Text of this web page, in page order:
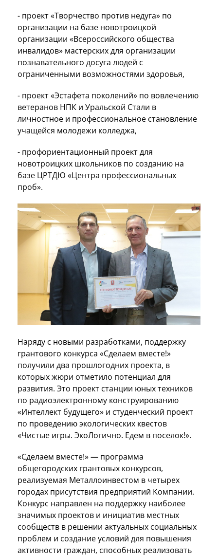
- проект «Творчество против недуга» по
организации на базе новотроицкой
организации «Всероссийского общества
инвалидов» мастерских для организации
познавательного досуга людей с
ограниченными возможностями здоровья,
- проект «Эстафета поколений» по вовлечению
ветеранов НПК и Уральской Стали в
личностное и профессиональное становление
учащейся молодежи колледжа,
- профориентационный проект для
новотроицких школьников по созданию на
базе ЦРТДЮ «Центра профессиональных
проб».
Наряду с новыми разработками, поддержку
грантового конкурса «Сделаем вместе!»
получили два прошлогодних проекта, в
которых жюри отметило потенциал для
развития. Это проект станции юных техников
по радиоэлектронному конструированию
«Интеллект будущего» и студенческий проект
по проведению экологических квестов
«Чистые игры. ЭкоЛогично. Едем в поселок!».
«Сделаем вместе!» — программа
общегородских грантовых конкурсов,
реализуемая Металлоинвестом в четырех
городах присутствия предприятий Компании.
Конкурс направлен на поддержку наиболее
значимых проектов и инициатив местных
сообществ в решении актуальных социальных
проблем и создание условий для повышения
активности граждан, способных реализовать